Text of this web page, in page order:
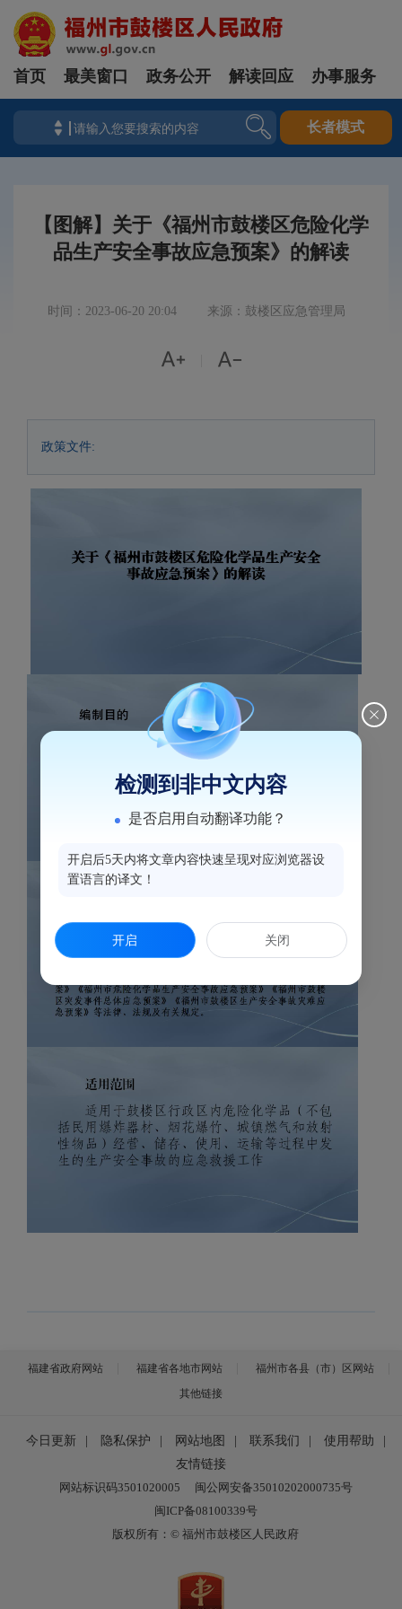
首页 最美窗口 政务公开 解读回应 办事服务
长者模式
【图解】关于《福州市鼓楼区危险化学
品生产安全事故应急预案》的解读
时间：2023-06-20 20:04 来源：鼓楼区应急管理局
 
政策文件:
福建省政府网站 福建省各地市网站
福州市各县（市）区网站
其他链接
今日更新 隐私保护 网站地图 联系我们 使用帮助
友情链接
网站标识码3501020005
闽公网安备35010202000735号
闽ICP备08100339号
版权所有：© 福州市鼓楼区人民政府
检测到非中文内容
是否启用自动翻译功能？
开启后5天内将文章内容快速呈现对应浏览器设
置语言的译文！
开启 关闭